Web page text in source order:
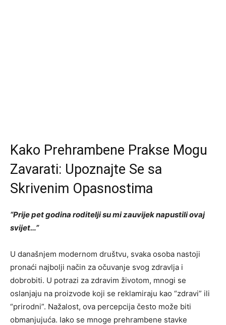
Kako Prehrambene Prakse Mogu
Zavarati: Upoznajte Se sa
Skrivenim Opasnostima
“Prije pet godina roditelji su mi zauvijek napustili ovaj
svijet…”
U današnjem modernom društvu, svaka osoba nastoji
pronaći najbolji način za očuvanje svog zdravlja i
dobrobiti. U potrazi za zdravim životom, mnogi se
oslanjaju na proizvode koji se reklamiraju kao “zdravi” ili
“prirodni”. Nažalost, ova percepcija često može biti
obmanjujuća. Iako se mnoge prehrambene stavke